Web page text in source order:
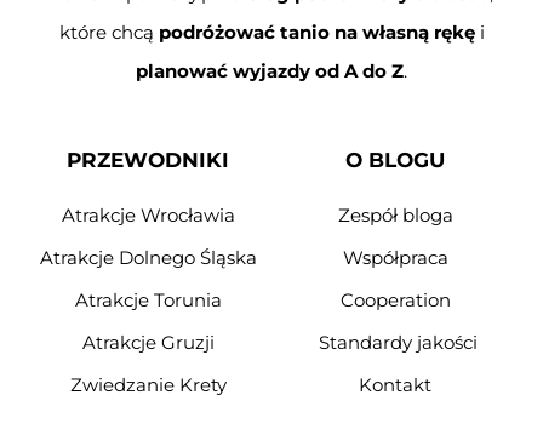
które chcą podróżować tanio na własną rękęi
planować wyjazdy od A do Z.
PRZEWODNIKI
Atrakcje Wrocławia
Atrakcje Dolnego Śląska
Atrakcje Torunia
Atrakcje Gruzji
Zwiedzanie Krety
O BLOGU
Zespół bloga
Współpraca
Cooperation
Standardy jakości
Kontakt